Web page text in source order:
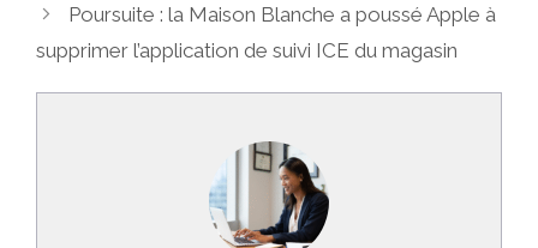
Poursuite : la Maison Blanche a poussé Apple à
supprimer l’application de suivi ICE du magasin